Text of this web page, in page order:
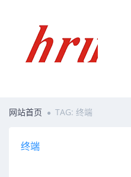
网站首页 TAG: 终端
终端